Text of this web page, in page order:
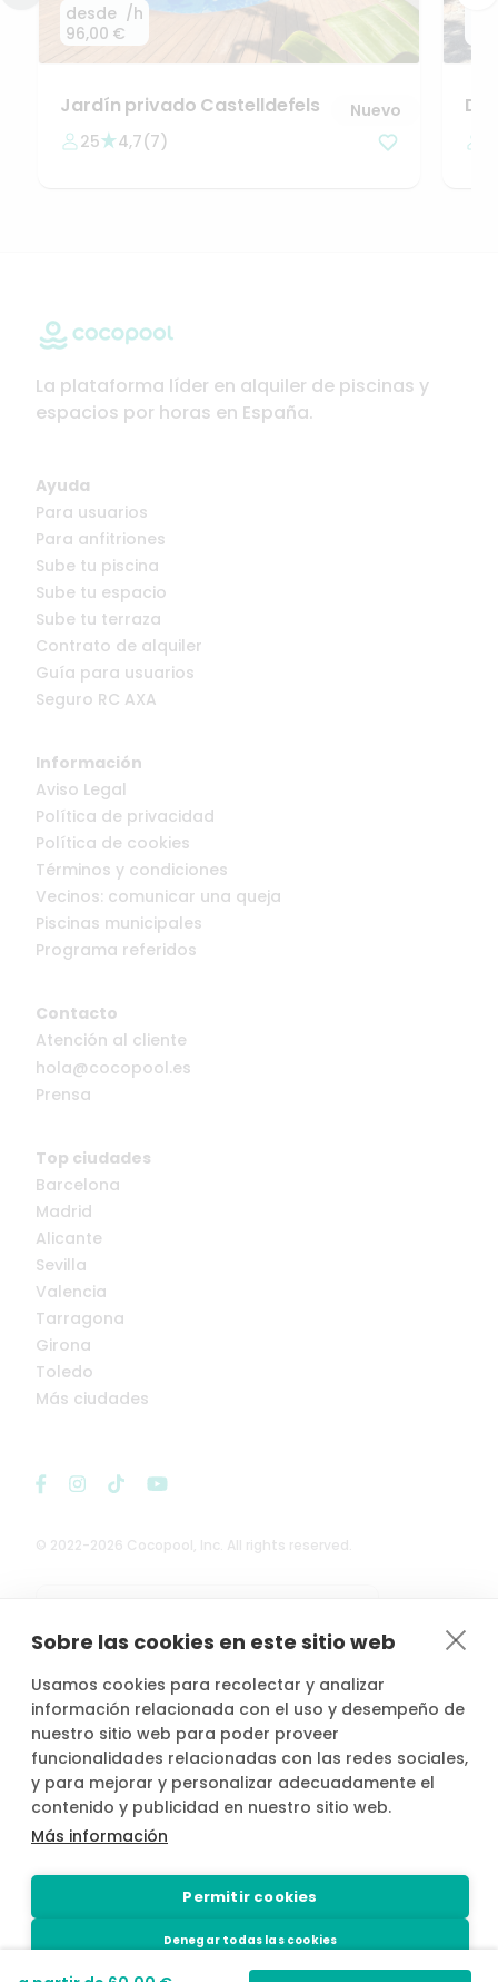
Sobre las cookies en este sitio web
Usamos cookies para recolectar y analizar
información relacionada con el uso y desempeño de
nuestro sitio web para poder proveer
funcionalidades relacionadas con las redes sociales,
y para mejorar y personalizar adecuadamente el
contenido y publicidad en nuestro sitio web.
Más información
Permitir cookies
Denegar todas las cookies
desde
96,00 €
/h
Jardín privado Castelldefels
25 4,7(7)
Nuevo
La plataforma líder en alquiler de piscinas y
espacios por horas en España.
© 2022-2026 Cocopool, Inc. All rights reserved.

Ayuda
Para usuarios
Para anfitriones
Sube tu piscina
Sube tu espacio
Sube tu terraza
Contrato de alquiler
Guía para usuarios
Seguro RC AXA
Información
Aviso Legal
Política de privacidad
Política de cookies
Términos y condiciones
Vecinos: comunicar una queja
Piscinas municipales
Programa referidos
Contacto
Atención al cliente
hola@cocopool.es
Prensa
Top ciudades
Barcelona
Madrid
Alicante
Sevilla
Valencia
Tarragona
Girona
Toledo
Más ciudades
*Actividad, con seguro voluntario de responsabilidad civil del
propietario, contratado por PLACE4PLAN, S.L. con AXA SEGUROS
GENERALES, S.A. de Seguros y Reaseguros, siempre que conste
notificada la reserva con mínimo 2 horas de antelación.